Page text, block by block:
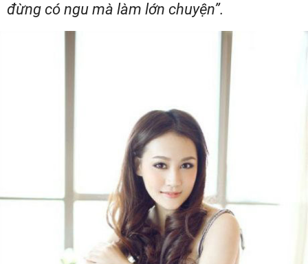
đừng có ngu mà làm lớn chuyện”.